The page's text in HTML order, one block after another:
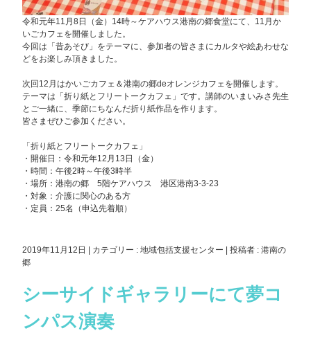
令和元年11月8日（金）14時～ケアハウス港南の郷食堂にて、11月か
いごカフェを開催しました。
今回は「昔あそび」をテーマに、参加者の皆さまにカルタや絵あわせな
どをお楽しみ頂きました。
次回12月はかいごカフェ＆港南の郷deオレンジカフェを開催します。
テーマは「折り紙とフリートークカフェ」です。講師のいまいみさ先生
とご一緒に、季節にちなんだ折り紙作品を作ります。
皆さまぜひご参加ください。
「折り紙とフリートークカフェ」
・開催日：令和元年12月13日（金）
・時間：午後2時～午後3時半
・場所：港南の郷 5階ケアハウス 港区港南3-3-23
・対象：介護に関心のある方
・定員：25名（申込先着順）
2019年11月12日 カテゴリー : 地域包括支援センター
投稿者 : 港南の
郷
シーサイドギャラリーにて夢コ
ンパス演奏